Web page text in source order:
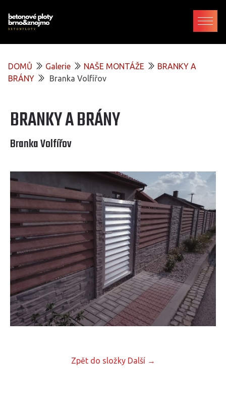
DOMŮ Galerie NAŠE MONTÁŽE
BRANKY A
BRÁNY
Branka Volfířov
BRANKY A BRÁNY
Branka Volfířov
Zpět do složky Další →